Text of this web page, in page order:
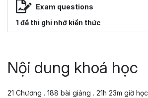
Exam questions
1 đề thi ghi nhớ kiến thức
Nội dung khoá học
21 Chương . 188 bài giảng . 21h 23m giờ học